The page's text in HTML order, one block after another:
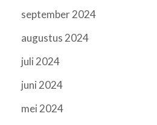
september 2024
augustus 2024
juli 2024
juni 2024
mei 2024